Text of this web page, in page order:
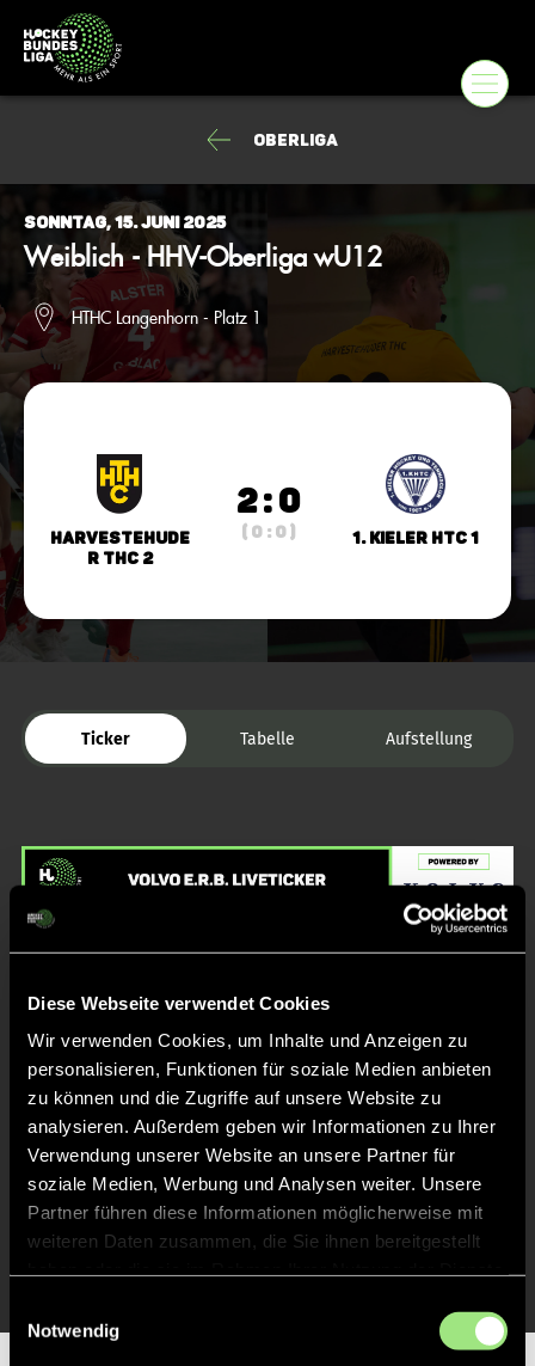
Diese Webseite verwendet Cookies
Wir verwenden Cookies, um Inhalte und Anzeigen zu
personalisieren, Funktionen für soziale Medien anbieten
zu können und die Zugriffe auf unsere Website zu
analysieren. Außerdem geben wir Informationen zu Ihrer
Verwendung unserer Website an unsere Partner für
soziale Medien, Werbung und Analysen weiter. Unsere
Partner führen diese Informationen möglicherweise mit
weiteren Daten zusammen, die Sie ihnen bereitgestellt
Notwendig
Oberliga
Sonntag, 15. Juni 2025
Weiblich - HHV-Oberliga wU12
HTHC Langenhorn - Platz 1
Harvestehude
r THC 2
2 : 0
( 0 : 0 ) 1. Kieler HTC 1
Ticker Tabelle Aufstellung
50'
Abpfiff
Spiel beendet
27' TOR 1:0, FELDTOR
26' TOR 1:0, FELDTOR